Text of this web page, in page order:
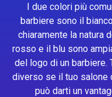
I due colori più
barbiere sono il
chiaramente la natura
rosso e il blu sono
del logo di un barbiere.
diverso se il tuo salone
può darti un